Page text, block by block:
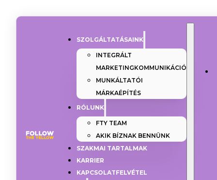
SZOLGÁLTATÁSAINK
INTEGRÁLT
MARKETINGKOMMUNIKÁCIÓ
MUNKÁLTATÓI
MÁRKAÉPÍTÉS
RÓLUNK
FTY TEAM
AKIK BÍZNAK BENNÜNK
SZAKMAI TARTALMAK
KARRIER
KAPCSOLATFELVÉTEL